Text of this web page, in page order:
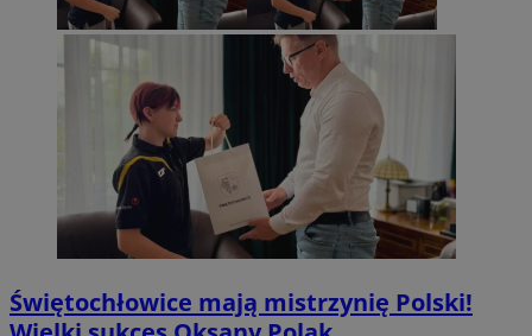
Świętochłowice mają mistrzynię Polski!